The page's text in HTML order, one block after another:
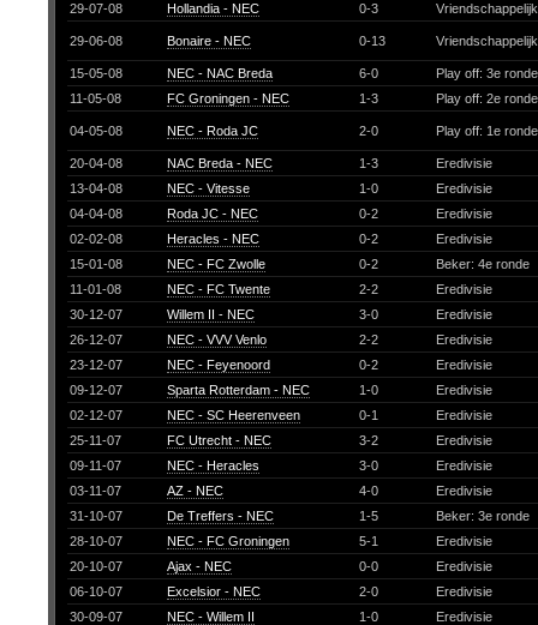
29-07-08
Hollandia - NEC 0-3
29-06-08 Bonaire - NEC 0-13
15-05-08 NEC - NAC Breda 6-0
Play off: 3e
11-05-08
FC Groningen - NEC 1-3 Play off: 2e
04-05-08 NEC - Roda JC 2-0 Play off: 1e
20-04-08 NAC Breda - NEC 1-3
Eredivisie
13-04-08
NEC - Vitesse 1-0
Eredivisie
04-04-08
Roda JC - NEC 0-2
Eredivisie
02-02-08
Heracles - NEC 0-2
Eredivisie
15-01-08
NEC - FC Zwolle 0-2
Beker: 4e ronde
11-01-08
NEC - FC Twente 2-2
Eredivisie
30-12-07
Willem II - NEC 3-0
Eredivisie
26-12-07
NEC - VVV Venlo 2-2
Eredivisie
23-12-07
NEC - Feyenoord 0-2
Eredivisie
09-12-07
Sparta Rotterdam - NEC 1-0
Eredivisie
02-12-07
NEC - SC Heerenveen 0-1
Eredivisie
25-11-07
FC Utrecht - NEC 3-2
Eredivisie
09-11-07
NEC - Heracles 3-0
Eredivisie
03-11-07
AZ - NEC 4-0
Eredivisie
31-10-07
De Treffers - NEC 1-5
Beker: 3e ronde
28-10-07
NEC - FC Groningen 5-1
Eredivisie
20-10-07
Ajax - NEC 0-0
Eredivisie
06-10-07
Excelsior - NEC 2-0
Eredivisie
30-09-07
NEC - Willem II 1-0
Eredivisie